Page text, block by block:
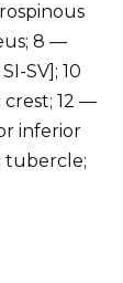
8 —
SV]; 10
crest; 12 —
inferior
tubercle;